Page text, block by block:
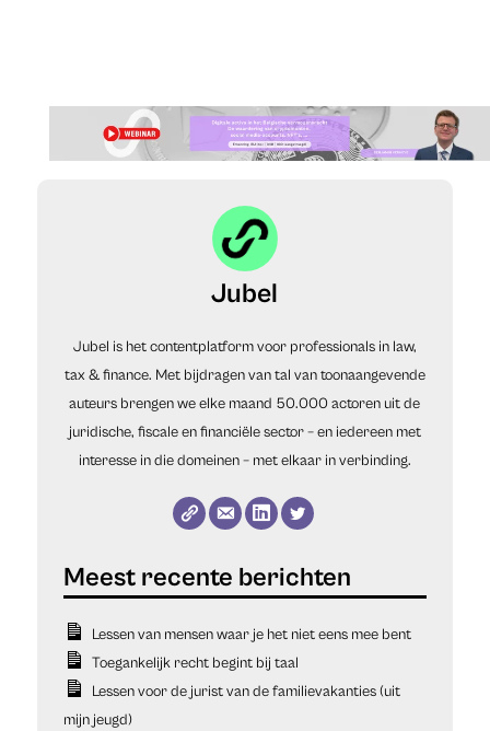
Jubel
Jubel is het contentplatform voor professionals in law,
tax & finance. Met bijdragen van tal van toonaangevende
auteurs brengen we elke maand 50.000 actoren uit de
juridische, fiscale en financiële sector – en iedereen met
interesse in die domeinen – met elkaar in verbinding.
Lessen van mensen waar je het niet eens mee bent
Toegankelijk recht begint bij taal
Lessen voor de jurist van de familievakanties (uit
mijn jeugd)